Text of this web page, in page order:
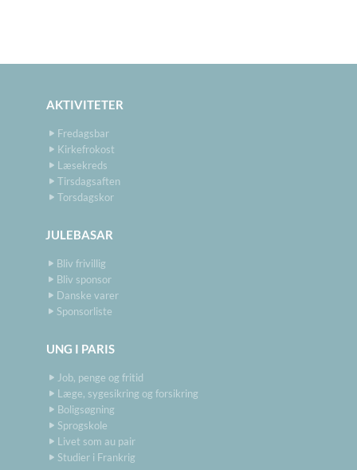
AKTIVITETER
Fredagsbar
Kirkefrokost
Læsekreds
Tirsdagsaften
Torsdagskor
JULEBASAR
Bliv frivillig
Bliv sponsor
Danske varer
Sponsorliste
UNG I PARIS
Job, penge og fritid
Læge, sygesikring og forsikring
Boligsøgning
Sprogskole
Livet som au pair
Studier i Frankrig